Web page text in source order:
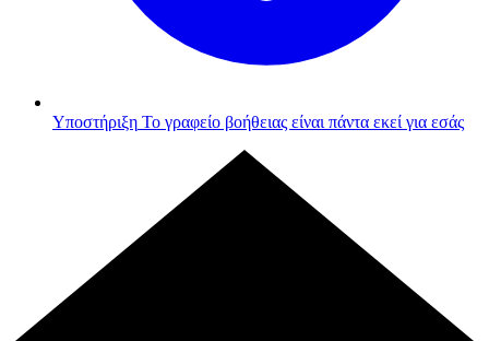
Υποστήριξη Το γραφείο βοήθειας είναι πάντα εκεί για εσάς